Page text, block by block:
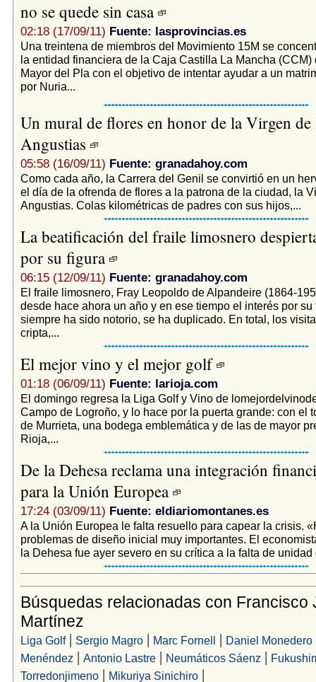
no se quede sin casa
02:18 (17/09/11) Fuente: lasprovincias.es
Una treintena de miembros del Movimiento 15M se
la entidad financiera de la Caja Castilla La Mancha (CCM)
Mayor del Pla con el objetivo de intentar ayudar a un
por Nuria...
Un mural de flores en honor de la Virgen de
Angustias
05:58 (16/09/11) Fuente: granadahoy.com
Como cada año, la Carrera del Genil se convirtió en un
el día de la ofrenda de flores a la patrona de la ciudad, la
Angustias. Colas kilométricas de padres con sus hijos,...
La beatificación del fraile limosnero
por su figura
06:15 (12/09/11) Fuente: granadahoy.com
El fraile limosnero, Fray Leopoldo de Alpandeire (1864-
desde hace ahora un año y en ese tiempo el interés por su
siempre ha sido notorio, se ha duplicado. En total, los
cripta,...
El mejor vino y el mejor golf
01:18 (06/09/11) Fuente: larioja.com
El domingo regresa la Liga Golf y Vino de
Campo de Logroño, y lo hace por la puerta grande: con el
de Murrieta, una bodega emblemática y de las de mayor
Rioja,...
De la Dehesa reclama una integración
para la Unión Europea
17:24 (03/09/11) Fuente: eldiariomontanes.es
A la Unión Europea le falta resuello para capear la crisis.
problemas de diseño inicial muy importantes. El
la Dehesa fue ayer severo en su crítica a la falta de unidad
Búsquedas relacionadas con Francisco
Martínez
Liga Golf| Sergio Magro| Marc Fornell | Daniel Monedero
Menéndez | Antonio Lastre| Neumáticos Sáenz |
Torredonjimeno| Mikuriya Sinichiro|